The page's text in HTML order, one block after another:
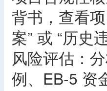
背书，查看
案” 或 “历史
风险评估：
例、EB-5 资